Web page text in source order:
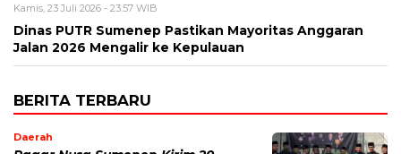
Kamis, 23 Juli 2026 - 23:57 WIB
Dinas PUTR Sumenep Pastikan Mayoritas Anggaran
Jalan 2026 Mengalir ke Kepulauan
BERITA TERBARU
Daerah